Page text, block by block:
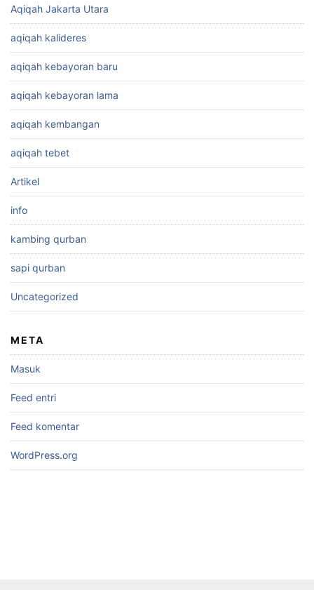
Aqiqah Jakarta Utara
aqiqah kalideres
aqiqah kebayoran baru
aqiqah kebayoran lama
aqiqah kembangan
aqiqah tebet
Artikel
info
kambing qurban
sapi qurban
Uncategorized
META
Masuk
Feed entri
Feed komentar
WordPress.org